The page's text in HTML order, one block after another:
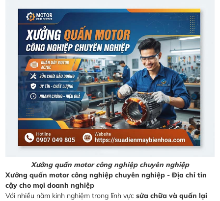
Xưởng quấn motor công nghiệp chuyên nghiệp
Xưởng quấn motor công nghiệp chuyên nghiệp - Địa chỉ tin
cậy cho mọi doanh nghiệp
Với nhiều năm kinh nghiệm trong lĩnh vựcsửa chữa và quấn lại